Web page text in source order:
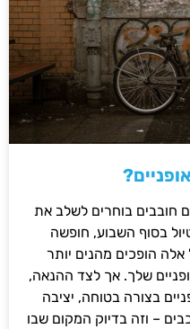
חובבים בוחרים לשלב את
בסוף השבוע, חופשה
הופכים מהנים יותר
שלך. אך לצד ההנאה,
בצורה בטוחה, יציבה
– וזה בדיוק המקום שבו